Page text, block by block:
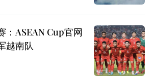
：ASEAN Cup官网
越南队